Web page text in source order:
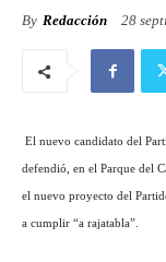
By Redacción 28
El nuevo candidato del
defendió, en el Parque del
el nuevo proyecto del
a cumplir “a rajatabla”.